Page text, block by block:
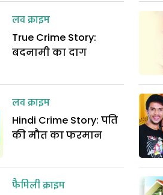
लव क्राइम
True Crime Story:
बदनामी का दाग
लव क्राइम
Hindi Crime Story: पति
की मौत का फरमान
फैमिली क्राइम